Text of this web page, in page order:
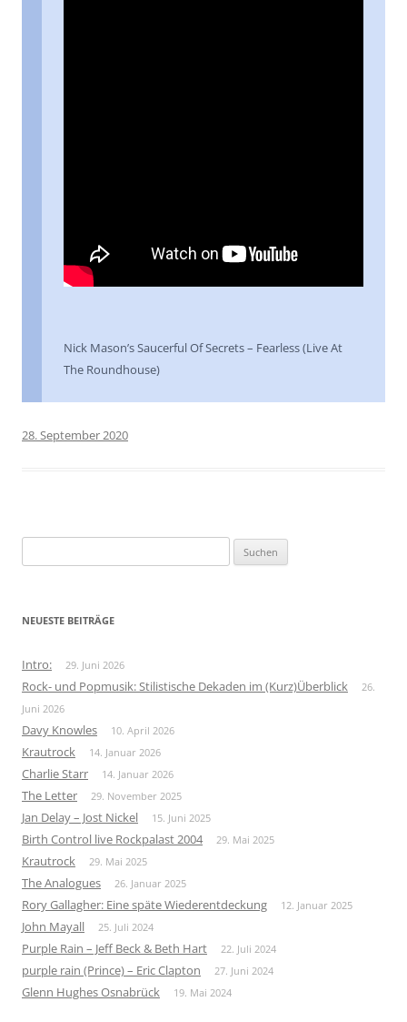
Nick Mason’s Saucerful Of Secrets – Fearless (Live At
The Roundhouse)
28. September 2020
nach:
NEUESTE BEITRÄGE
Intro: 29. Juni 2026
Rock- und Popmusik: Stilistische Dekaden im (Kurz)Überblick
26.
Juni 2026
Davy Knowles 10. April 2026
Krautrock 14. Januar 2026
Charlie Starr 14. Januar 2026
The Letter 29. November 2025
Jan Delay – Jost Nickel 15. Juni 2025
Birth Control live Rockpalast 2004 29. Mai 2025
Krautrock 29. Mai 2025
The Analogues 26. Januar 2025
Rory Gallagher: Eine späte Wiederentdeckung 12. Januar 2025
John Mayall 25. Juli 2024
Purple Rain – Jeff Beck & Beth Hart 22. Juli 2024
purple rain (Prince) – Eric Clapton 27. Juni 2024
Glenn Hughes Osnabrück 19. Mai 2024